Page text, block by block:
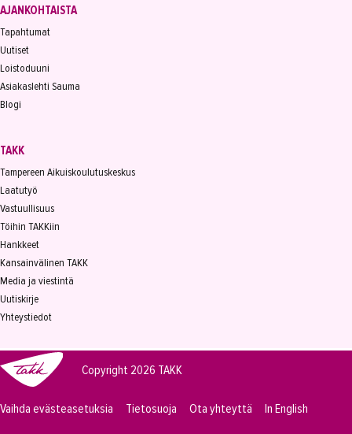
AJANKOHTAISTA
Tapahtumat
Uutiset
Loistoduuni
Asiakaslehti Sauma
Blogi
TAKK
Tampereen Aikuiskoulutuskeskus
Laatutyö
Vastuullisuus
Töihin TAKKiin
Hankkeet
Kansainvälinen TAKK
Media ja viestintä
Uutiskirje
Yhteystiedot
Copyright 2026 TAKK
Vaihda evästeasetuksia Tietosuoja Ota yhteyttä In English